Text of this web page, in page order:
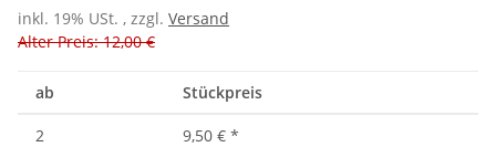
inkl. 19% USt. , zzgl. Versand
Alter Preis: 12,00 €
ab Stückpreis
2 9,50 € *